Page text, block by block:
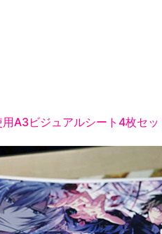
A3ビジュアルシート4枚セッ